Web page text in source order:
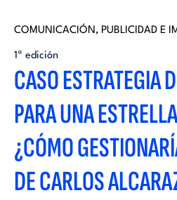
r
i
a
a
COMUNICACIÓN, PUBLICIDAD E
1ª edición
CASO ESTRATEGIA
PARA UNA
¿CÓMO
DE CARLOS